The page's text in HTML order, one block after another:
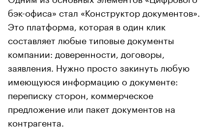
бэк-офиса» стал «Конструктор документов».
Это платформа, которая в один клик
составляет любые типовые документы
компании: доверенности, договоры,
заявления. Нужно просто закинуть любую
имеющуюся информацию о документе:
переписку сторон, коммерческое
предложение или пакет документов на
контрагента.